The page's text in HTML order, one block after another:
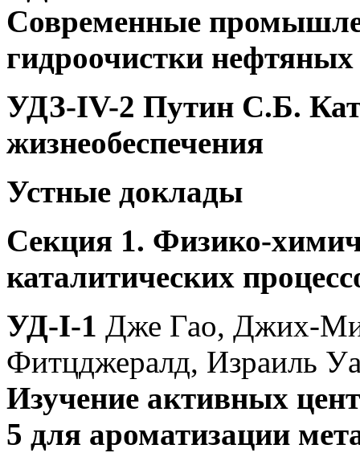
Современные
гидроочистки
УДЗ-IV-2 Путин С.Б.
жизнеобеспечения
Устные доклады
Секция 1. Физико-
каталитических
УД-I-1 Дже Гао, Джих-
Фитцджералд, Израиль
Изучение активных
5 для ароматизации